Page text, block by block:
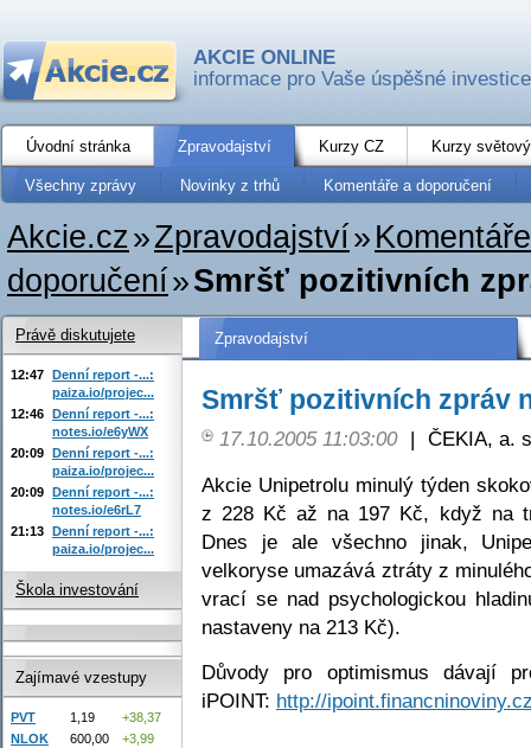
AKCIE ONLINE
informace pro Vaše úspěšné investice
Úvodní stránka Zpravodajství Kurzy CZ Kurzy
Všechny zprávy Novinky z trhů Komentáře a doporučení
Akcie.cz»Zpravodajství»
doporučení»Smršť pozitivních
Zpravodajství
Smršť pozitivních zpráv
17.10.2005 11:03:00 | ČEKIA, a.
Akcie Unipetrolu minulý týden
z 228 Kč až na 197 Kč, když na
Dnes je ale všechno jinak,
velkoryse umazává ztráty z
vrací se nad psychologickou
nastaveny na 213 Kč).
Důvody pro optimismus dávají
iPOINT: http://
Právě diskutujete
12:47 Denní report -...:
paiza.io/projec...
12:46 Denní report -...:
notes.io/e6yWX
20:09 Denní report -...:
paiza.io/projec...
20:09 Denní report -...:
notes.io/e6rL7
21:13 Denní report -...:
paiza.io/projec...
Škola investování
Zajímavé vzestupy
PVT 1,19
+38,37
NLOK
600,00
+3,99